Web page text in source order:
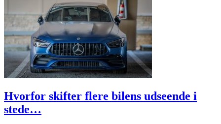
Hvorfor skifter flere bilens udseende i
stede…